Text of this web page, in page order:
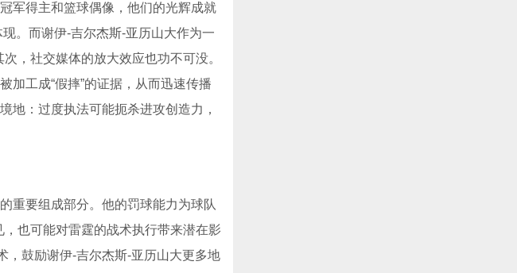
军得主和篮球偶像，他们的光辉成就
现。而谢伊-吉尔杰斯-亚历山大作为一
，社交媒体的放大效应也功不可没。
加工成“假摔”的证据，从而迅速传播
地：过度执法可能扼杀进攻创造力，
重要组成部分。他的罚球能力为球队
也可能对雷霆的战术执行带来潜在影
，鼓励谢伊-吉尔杰斯-亚历山大更多地